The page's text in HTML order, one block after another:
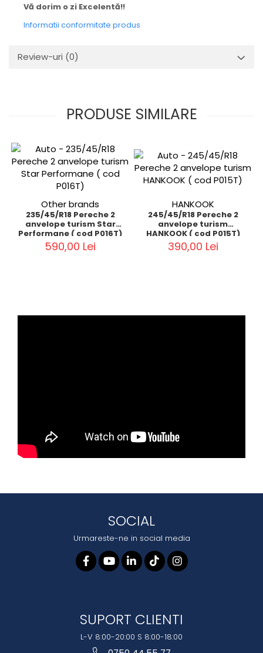
Vă dorim o zi Excelentă!!
Informatii conformitate produs
Review-uri (0)
PRODUSE SIMILARE
Other brands
235/45/R18 Pereche 2
anvelope turism Star
Performane ( cod P016T)
590,00 Lei
HANKOOK
245/45/R18 Pereche 2
anvelope turism
HANKOOK ( cod P015T)
390,00 Lei
SOCIAL
Urmareste-ne in social media
SUPORT CLIENTI
L-V 8:00-20:00 S 8:00-18:00